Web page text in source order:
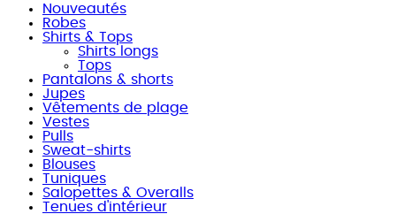
Nouveautés
Robes
Shirts & Tops
Shirts longs
Tops
Pantalons & shorts
Jupes
Vêtements de plage
Vestes
Pulls
Sweat-shirts
Blouses
Tuniques
Salopettes & Overalls
Tenues d'intérieur